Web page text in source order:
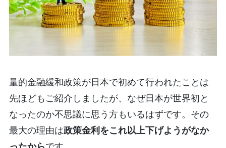
量的金融緩和政策が日本で初めて行われたことは
先ほどもご紹介しましたが、なぜ日本が世界初と
なったのか不思議に思う方もいるはずです。その
最大の理由は政策金利をこれ以上下げようがなか